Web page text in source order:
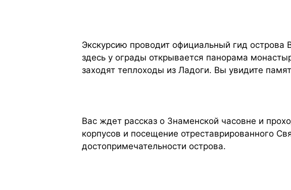
Экскурсию проводит официальный гид
здесь у ограды открывается панорама
заходят теплоходы из Ладоги. Вы увидите
Вас ждет рассказ о Знаменской часовне и
корпусов и посещение отреставрированного
достопримечательности острова.